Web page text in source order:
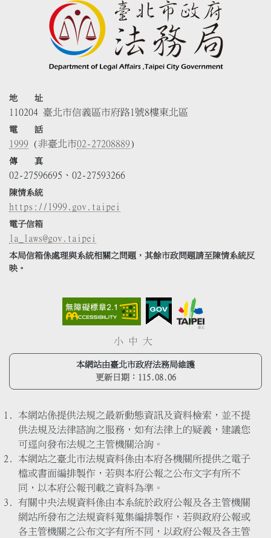
地 址
110204 臺北市信義區市府路1號8樓東北區
電 話
1999 (非臺北市02-27208889)
傳 真
02-27596695、02-27593266
陳情系統
https://1999.gov.taipei
電子信箱
la_laws@gov.taipei
本局信箱係處理與系統相關之問題，其餘市政問題請至陳情系統反
映。
小 中 大
本網站由臺北市政府法務局維護
更新日期： 115.08.06
本網站係提供法規之最新動態資訊及資料檢索，並不提
供法規及法律諮詢之服務，如有法律上的疑義，建議您
可逕向發布法規之主管機關洽詢。
本網站之臺北市法規資料係由本府各機關所提供之電子
檔或書面編排製作，若與本府公報之公布文字有所不
同，以本府公報刊載之資料為準。
有關中央法規資料係由本系統於政府公報及各主管機關
網站所發布之法規資料蒐集編排製作，若與政府公報或
各主管機關之公布文字有所不同，以政府公報及各主管